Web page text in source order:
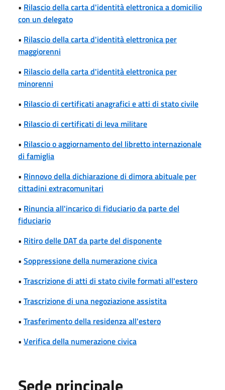
• Rilascio della carta d'identità elettronica a domicilio
con un delegato
• Rilascio della carta d'identità elettronica per
maggiorenni
• Rilascio della carta d'identità elettronica per
minorenni
• Rilascio di certificati anagrafici e atti di stato civile
• Rilascio di certificati di leva militare
• Rilascio o aggiornamento del libretto internazionale
di famiglia
• Rinnovo della dichiarazione di dimora abituale per
cittadini extracomunitari
• Rinuncia all'incarico di fiduciario da parte del
fiduciario
• Ritiro delle DAT da parte del disponente
• Soppressione della numerazione civica
• Trascrizione di atti di stato civile formati all'estero
• Trascrizione di una negoziazione assistita
• Trasferimento della residenza all'estero
• Verifica della numerazione civica